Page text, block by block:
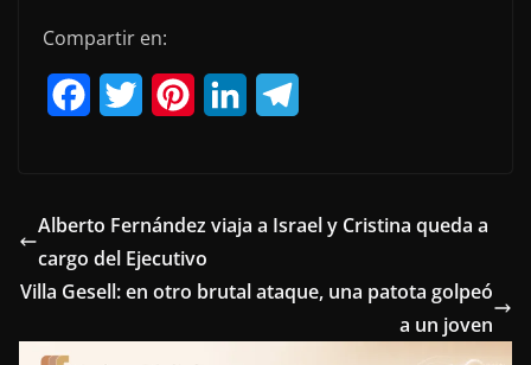
Compartir en:
e
b
o
o
t
t
e
r
t
e
r
e
k
d
I
e
r
a
Alberto Fernández viaja a Israel y Cristina queda a
cargo del Ejecutivo
Villa Gesell: en otro brutal ataque, una patota golpeó
a un joven